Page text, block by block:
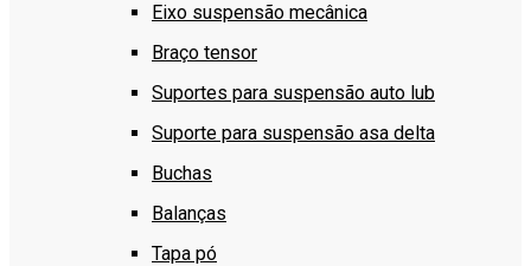
Eixo suspensão mecânica
Braço tensor
Suportes para suspensão auto lub
Suporte para suspensão asa delta
Buchas
Balanças
Tapa pó